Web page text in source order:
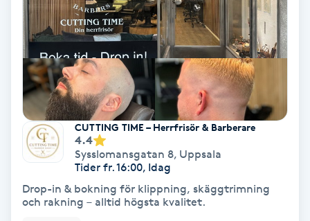
Fibromassage
Fillers
Fotmassage
Fotsvamp
CUTTING TIME – Herrfrisör & Barberare
4.4
Sysslomansgatan 8, Uppsala
Tider fr. 16:00, Idag
Drop-in & bokning för klippning, skäggtrimning
och rakning – alltid högsta kvalitet.